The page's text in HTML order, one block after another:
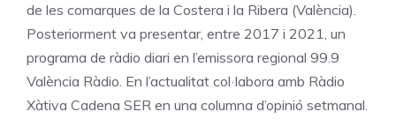
de les comarques de la Costera i la Ribera (València).
Posteriorment va presentar, entre 2017 i 2021, un
programa de ràdio diari en l’emissora regional 99.9
València Ràdio. En l’actualitat col·labora amb Ràdio
Xàtiva Cadena SER en una columna d’opinió setmanal.